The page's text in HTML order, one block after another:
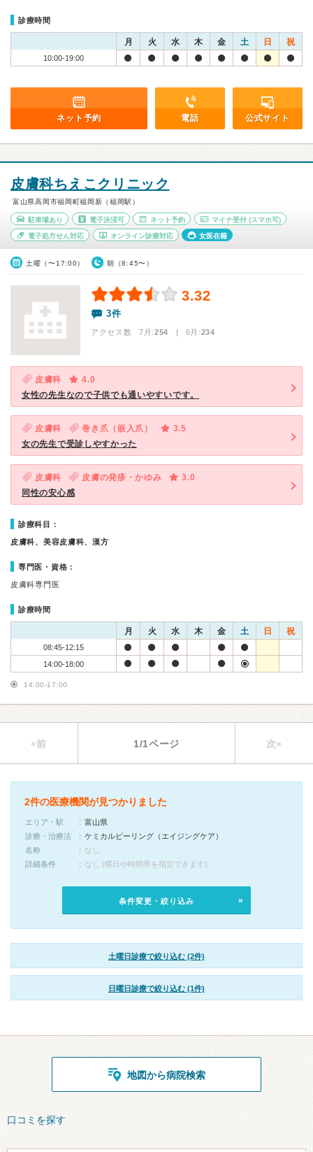
診療時間
月 火 水 木 金 土 日 祝
10:00-19:00
ネット予約 電話 公式サイト
皮膚科ちえこクリニック
富山県高岡市福岡町福岡新（福岡駅）
駐車場あり 電子決済可 ネット予約 マイナ受付 (スマホ可)
電子処方せん対応 オンライン診療対応 女医在籍
土曜（〜17:00） 朝（8:45〜）
3.32
3件
アクセス数 7月:254 | 6月:234
皮膚科
4.0
女性の先生なので子供でも通いやすいです。
皮膚科 巻き爪（嵌入爪）
3.5
女の先生で受診しやすかった
皮膚科 皮膚の発疹・かゆみ
3.0
同性の安心感
診療科目：
皮膚科、美容皮膚科、漢方
専門医・資格：
皮膚科専門医
診療時間
月 火 水 木 金 土 日 祝
08:45-12:15
14:00-18:00
14:00-17:00
«前 1/1ページ 次»
2件の医療機関が見つかりました
エリア・駅
富山県
診療・治療法
ケミカルピーリング（エイジングケア）
名称
なし
詳細条件
なし (曜日や時間帯を指定できます)
条件変更・絞り込み
土曜日診療で絞り込む (2件)
日曜日診療で絞り込む (1件)
地図から病院検索
口コミを探す